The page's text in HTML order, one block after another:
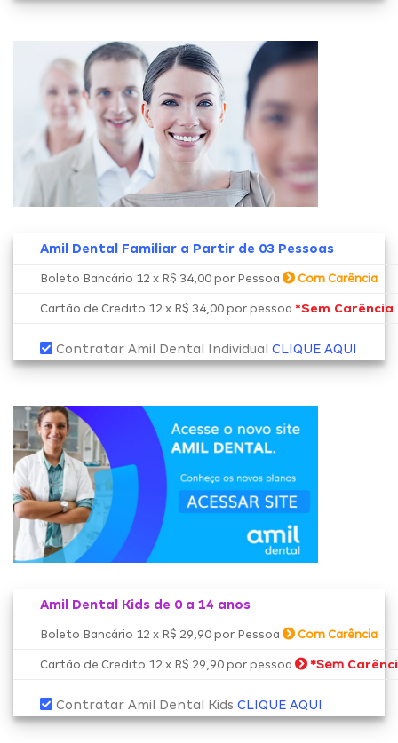
Amil Dental Familiar a Partir de 03 Pessoas
Boleto Bancário 12 x R$ 34,00 por Pessoa Com Carência
Cartão de Credito 12 x R$ 34,00 por pessoa *Sem Carência
Contratar Amil Dental Individual CLIQUE AQUI
Amil Dental Kids de 0 a 14 anos
Boleto Bancário 12 x R$ 29,90 por Pessoa Com Carência
Cartão de Credito 12 x R$ 29,90 por pessoa *Sem
Contratar Amil Dental Kids CLIQUE AQUI